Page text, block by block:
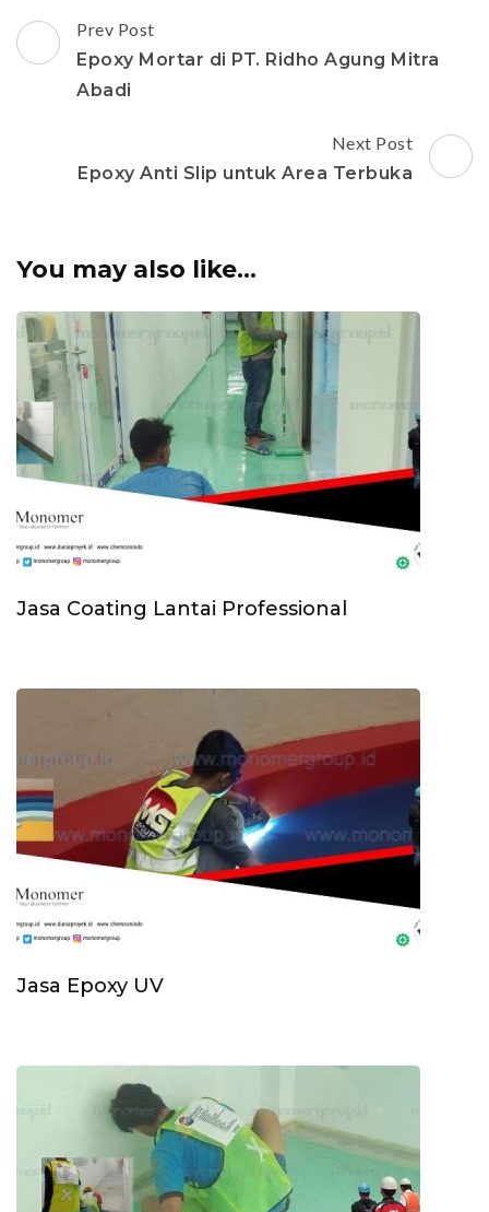
Post
Navigation
Prev Post
Epoxy Mortar di PT. Ridho Agung Mitra
Abadi
Next Post
Epoxy Anti Slip untuk Area Terbuka
You may also like...
Jasa Coating Lantai Professional
Jasa Epoxy UV